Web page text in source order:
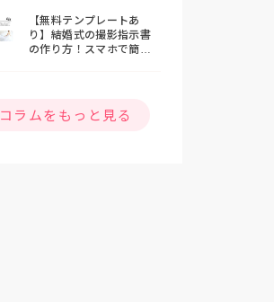
【無料テンプレートあ
り】結婚式の撮影指示書
の作り方！スマホで簡単
コラムをもっと見る